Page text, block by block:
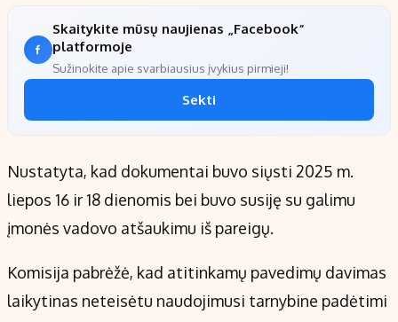
Skaitykite mūsų naujienas „Facebook“
platformoje
Sužinokite apie svarbiausius įvykius pirmieji!
Sekti
Nustatyta, kad dokumentai buvo siųsti 2025 m.
liepos 16 ir 18 dienomis bei buvo susiję su galimu
įmonės vadovo atšaukimu iš pareigų.
Komisija pabrėžė, kad atitinkamų pavedimų davimas
laikytinas neteisėtu naudojimusi tarnybine padėtimi